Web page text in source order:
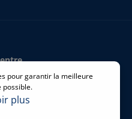
pour garantir la meilleure
possible.
plus